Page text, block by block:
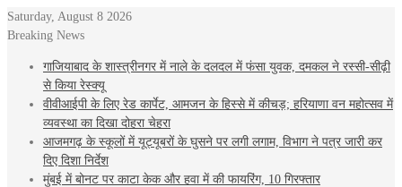
Saturday, August 8 2026
Breaking News
गाजियाबाद के शास्त्रीनगर में नाले के दलदल में फंसा युवक, दमकल ने रस्सी-सीढ़ी
से किया रेस्क्यू
वीवीआईपी के लिए रेड कार्पेट, आमजन के हिस्से में कीचड़; हरियाणा वन महोत्सव में
व्यवस्था का दिखा दोहरा चेहरा
आजमगढ़ के स्‍कूलों में यूट्यूबरों के घुसने पर लगी लगाम, व‍िभाग ने पत्र जारी कर
दि‍ए द‍िशा न‍िर्देश
मुंबई में बोनट पर काटा केक और हवा में की फायरिंग, 10 गिरफ्तार